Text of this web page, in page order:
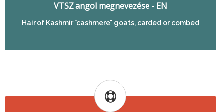
VTSZ angol megnevezése - EN
Hair of Kashmir "cashmere" goats, carded or combed